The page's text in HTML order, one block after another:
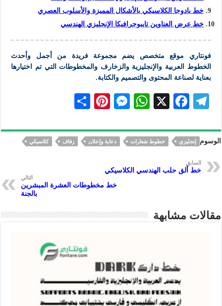
خط بادوجا الكلاسيكي بالأشكال المميزة والأسلوب العصري
خط عرض العناوين تايبوجرافيكا الإنجليزي الهندسي
فونتاري موقع متخصص يضم مجموعة فريدة من أجمل وأحدث
الخطوط العربية والإنجليزية والزخارف والمخطوطات التي تم اختيارها
بعناية لصناعة المحتوى والتصميم و الكتابة.
Te
gr
a
m
F
eb
oo
k
X
W
at
s
A
M
se
n
ge
r
Pi
er
es
ar
e
الوسوم إنجليزي خطوط شعارات دعاية وإعلان زفاف كلاسيكي
السابق
خط ألق حلب الهندسي الكلاسيكي
التالي
خط مخطوطات العشرة المبشرين
بالجنة
مقالات مشابهة